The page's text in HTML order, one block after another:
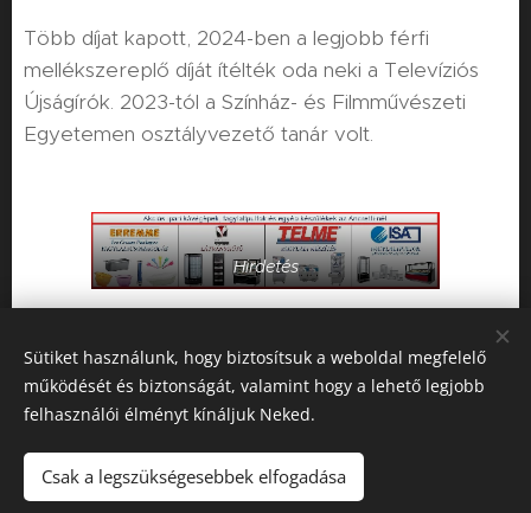
Több díjat kapott, 2024-ben a legjobb férfi
mellékszereplő díját ítélték oda neki a Televíziós
Újságírók. 2023-tól a Színház- és Filmművészeti
Egyetemen osztályvezető tanár volt.
Hirdetés
Sütiket használunk, hogy biztosítsuk a weboldal megfelelő
működését és biztonságát, valamint hogy a lehető legjobb
felhasználói élményt kínáljuk Neked.
Csak a legszükségesebbek elfogadása